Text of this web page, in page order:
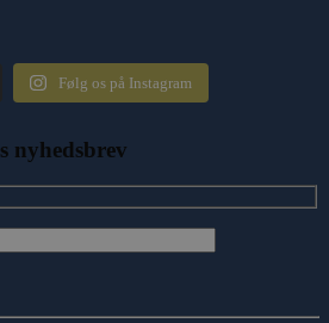
Følg os på Instagram
nyhedsbrev